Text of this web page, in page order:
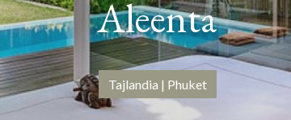
Aleenta
Tajlandia | Phuket